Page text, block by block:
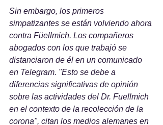
Sin embargo, los primeros
simpatizantes se están volviendo ahora
contra Füellmich. Los compañeros
abogados con los que trabajó se
distanciaron de él en un comunicado
en Telegram. "Esto se debe a
diferencias significativas de opinión
sobre las actividades del Dr. Fuellmich
en el contexto de la recolección de la
corona", citan los medios alemanes en